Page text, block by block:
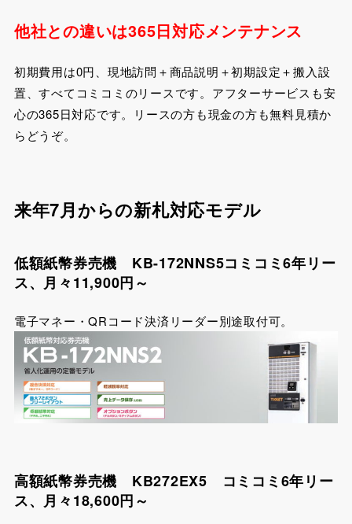
他社との違いは365日対応メンテナンス
初期費用は0円、現地訪問＋商品説明＋初期設定＋搬入設
置、すべてコミコミのリースです。アフターサービスも安
心の365日対応です。リースの方も現金の方も無料見積か
らどうぞ。
来年7月からの新札対応モデル
低額紙幣券売機 KB-172NNS5コミコミ6年リー
ス、月々11,900円～
電子マネー・QRコード決済リーダー別途取付可。
高額紙幣券売機 KB272EX5 コミコミ6年リー
ス、月々18,600円～